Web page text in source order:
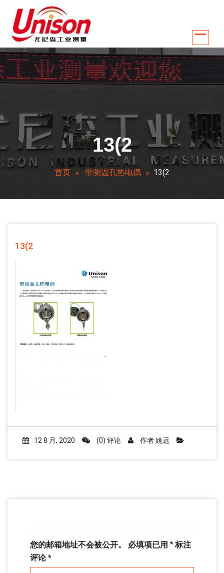
江苏南京尤尼森工业测量控制系统有限公司是国内较早从事温控行业自动
13(2
首页 带测温孔热电偶 13(2
13(2
12 8 月, 2020 (0) 评论 作者姚远
您的邮箱地址不会被公开。 必填项已用 * 标注
评论*